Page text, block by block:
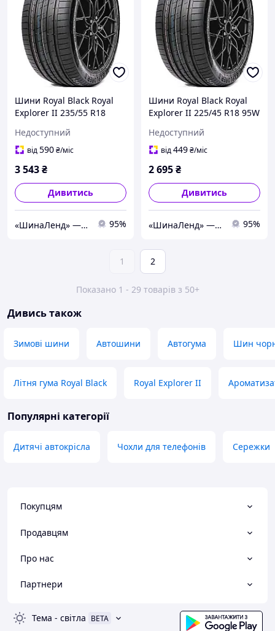
Шини Royal Black Royal
Explorer II 235/55 R18
Недоступний
від590₴/міс
3 543₴
Дивитись
«ШинаЛенд» — інтернет-магазин автотоварів. 95%
Шини Royal Black Royal
Explorer II 225/45 R18 95W
Недоступний
від449₴/міс
2 695₴
Дивитись
«ШинаЛенд» — інтернет-магазин автотоварів. 95%
1 2
Показано 1 - 29 товарів з 50+
Дивись також
Зимові шини Автошини Автогума Шин
Літня гума Royal Black Royal Explorer II
Популярні категорії
Дитячі автокрісла Чохли для телефонів Сережки
Покупцям
Продавцям
Про нас
Партнери
Тема - світла BETA